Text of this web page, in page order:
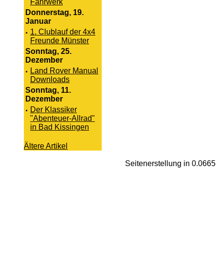
Fahrwerk
Donnerstag, 19.
Januar
· 1. Clublauf der 4x4
Freunde Münster
Sonntag, 25.
Dezember
· Land Rover Manual
Downloads
Sonntag, 11.
Dezember
· Der Klassiker
"Abenteuer-Allrad"
in Bad Kissingen
Ältere Artikel
Seitenerstellung in